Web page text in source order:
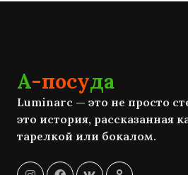
А-посуда
Luminarc — это не просто
это история, рассказанная
тарелкой или бокалом.